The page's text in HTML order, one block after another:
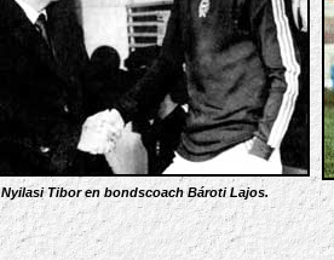
Nyilasi Tibor en bondscoach Bároti Lajos.